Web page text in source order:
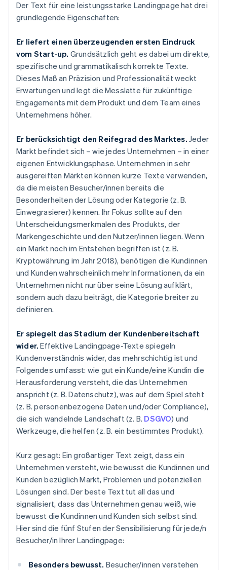
Der Text für eine leistungsstarke Landingpage hat drei
grundlegende Eigenschaften:
Er liefert einen überzeugenden ersten Eindruck
vom Start-up. Grundsätzlich geht es dabei um direkte,
spezifische und grammatikalisch korrekte Texte.
Dieses Maß an Präzision und Professionalität weckt
Erwartungen und legt die Messlatte für zukünftige
Engagements mit dem Produkt und dem Team eines
Unternehmens höher.
Er berücksichtigt den Reifegrad des Marktes. Jeder
Markt befindet sich – wie jedes Unternehmen – in einer
eigenen Entwicklungsphase. Unternehmen in sehr
ausgereiften Märkten können kurze Texte verwenden,
da die meisten Besucher/innen bereits die
Besonderheiten der Lösung oder Kategorie (z. B.
Einwegrasierer) kennen. Ihr Fokus sollte auf den
Unterscheidungsmerkmalen des Produkts, der
Markengeschichte und den Nutzer/innen liegen. Wenn
ein Markt noch im Entstehen begriffen ist (z. B.
Kryptowährung im Jahr 2018), benötigen die Kundinnen
und Kunden wahrscheinlich mehr Informationen, da ein
Unternehmen nicht nur über seine Lösung aufklärt,
sondern auch dazu beiträgt, die Kategorie breiter zu
definieren.
Er spiegelt das Stadium der Kundenbereitschaft
wider. Effektive Landingpage-Texte spiegeln
Kundenverständnis wider, das mehrschichtig ist und
Folgendes umfasst: wie gut ein Kunde/eine Kundin die
Herausforderung versteht, die das Unternehmen
anspricht (z. B. Datenschutz), was auf dem Spiel steht
(z. B. personenbezogene Daten und/oder Compliance),
die sich wandelnde Landschaft (z. B. DSGVO) und
Werkzeuge, die helfen (z. B. ein bestimmtes Produkt).
Kurz gesagt: Ein großartiger Text zeigt, dass ein
Unternehmen versteht, wie bewusst die Kundinnen und
Kunden bezüglich Markt, Problemen und potenziellen
Lösungen sind. Der beste Text tut all dasund
signalisiert, dass das Unternehmen genau weiß, wie
bewusst die Kundinnen und Kunden sich selbst sind.
Hier sind die fünf Stufen der Sensibilisierung für jede/n
Besucher/in Ihrer Landingpage:
Besonders bewusst. Besucher/innen verstehen